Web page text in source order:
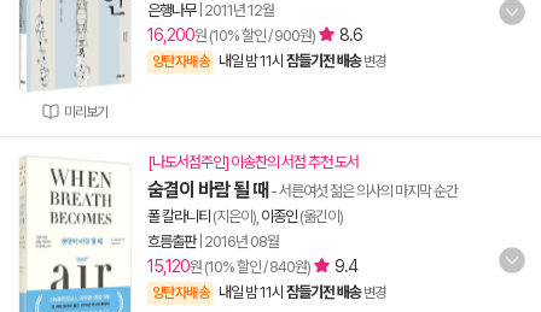
미리보기
은행나무| 2011년 12월
16,200원 (10% 할인 / 900원) 8.6
양탄자배송 내일 밤 11시 잠들기전 배송 변경
[나도서점주인] 이송찬의 서점 추천 도서
숨결이 바람 될 때 - 서른여섯 젊은 의사의 마지막 순간
폴 칼라니티 (지은이), 이종인 (옮긴이)
흐름출판| 2016년 08월
15,120원 (10% 할인 / 840원) 9.4
양탄자배송 내일 밤 11시 잠들기전 배송 변경